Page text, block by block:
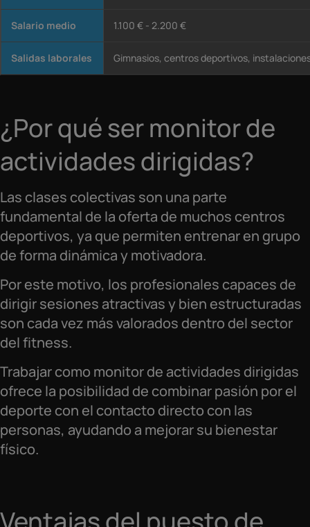
Salario medio 1.100 € - 2.200 €
Salidas laborales Gimnasios, centros deportivos,
¿Por qué ser monitor de
actividades dirigidas?
Las clases colectivas son una parte
fundamental de la oferta de muchos centros
deportivos, ya que permiten entrenar en grupo
de forma dinámica y motivadora.
Por este motivo, los profesionales capaces de
dirigir sesiones atractivas y bien estructuradas
son cada vez más valorados dentro del sector
del fitness.
Trabajar como monitor de actividades dirigidas
ofrece la posibilidad de combinar pasión por el
deporte con el contacto directo con las
personas, ayudando a mejorar su bienestar
físico.